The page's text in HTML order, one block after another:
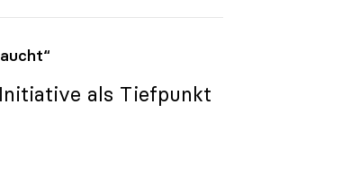
als Tiefpunkt